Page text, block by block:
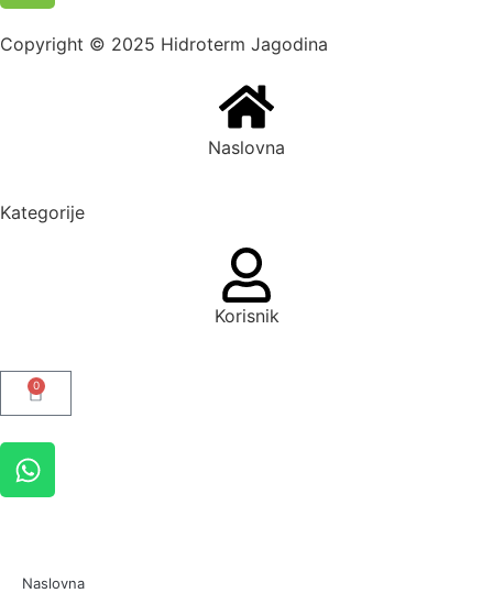
Copyright © 2025 Hidroterm Jagodina
Naslovna
Kategorije
Korisnik
0
Naslovna